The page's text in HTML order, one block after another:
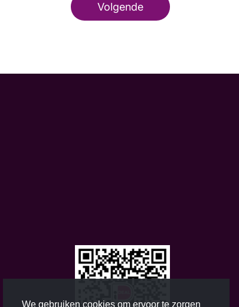
Volgende
We gebruiken cookies om ervoor te zorgen